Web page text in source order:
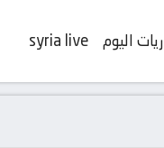
اليوم syria live